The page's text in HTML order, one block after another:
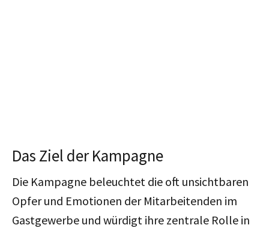
Das Ziel der Kampagne
Die Kampagne beleuchtet die oft unsichtbaren
Opfer und Emotionen der Mitarbeitenden im
Gastgewerbe und würdigt ihre zentrale Rolle in